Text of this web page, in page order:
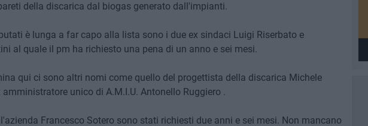
della discarica dal biogas generato dall'impianti.
è lunga a far capo alla lista sono i due ex sindaci Luigi Riserbato e
al quale il pm ha richiesto una pena di un anno e sei mesi.
qui ci sono altri nomi come quello del progettista della discarica Michele
unico di A.M.I.U. Antonello Ruggiero .
Francesco Sotero sono stati richiesti due anni e sei mesi. Non mancano